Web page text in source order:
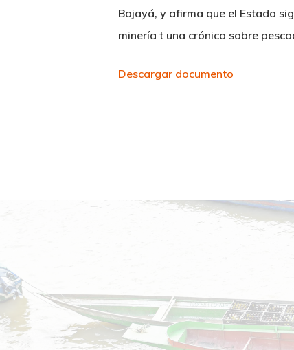
Bojayá, y afirma que el Estado
minería t una crónica sobre
Descargar documento